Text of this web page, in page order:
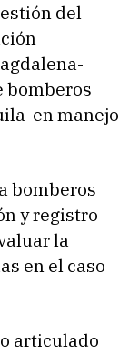
del
bomberos
en manejo
bomberos
y registro
la
en el caso
articulado